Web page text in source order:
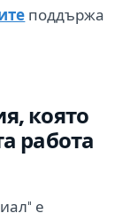
поддържа
която
работа
е